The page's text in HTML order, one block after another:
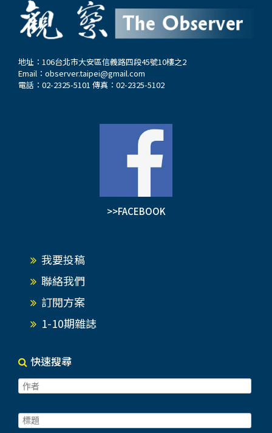
地址：106台北市大安區信義路四段45號10樓之2
Email： observer.taipei@gmail.com
電話：02-2325-5101 傳真：02-2325-5102
>>FACEBOOK
我要投稿
聯絡我們
訂閱方案
1-10期雜誌
快速搜尋